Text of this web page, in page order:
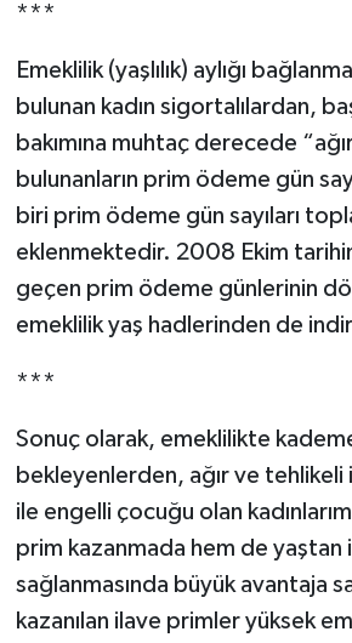
***
Emeklilik (yaşlılık) aylığı
bulunan kadın sigortalılardan,
bakımına muhtaç derecede
bulunanların prim ödeme gün
biri prim ödeme gün sayıları
eklenmektedir. 2008 Ekim
geçen prim ödeme günlerinin
emeklilik yaş hadlerinden de
***
Sonuç olarak, emeklilikte
bekleyenlerden, ağır ve tehlikeli
ile engelli çocuğu olan
prim kazanmada hem de yaştan
sağlanmasında büyük avantaja
kazanılan ilave primler yüksek